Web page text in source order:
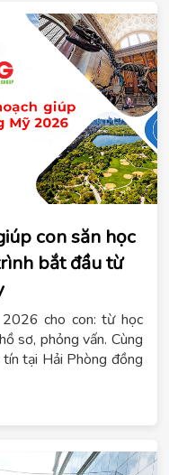
con săn học
bắt đầu từ
cho con: từ học
sơ, phỏng vấn. Cùng
tại Hải Phòng đồng